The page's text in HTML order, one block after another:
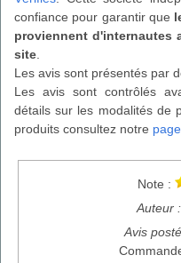
confiance pour garantir que
proviennent d'internautes
site.
Les avis sont présentés par
Les avis sont contrôlés
détails sur les modalités de
produits consultez notre
Note :
Auteur :
Avis